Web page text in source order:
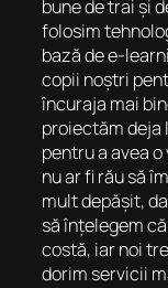
bune de trai și
folosim
bază de e-
copii noștri
încuraja mai
proiectăm deja
pentru a avea
nu ar fi rău să
mult depășit,
să înțelegem
costă, iar noi
dorim servicii